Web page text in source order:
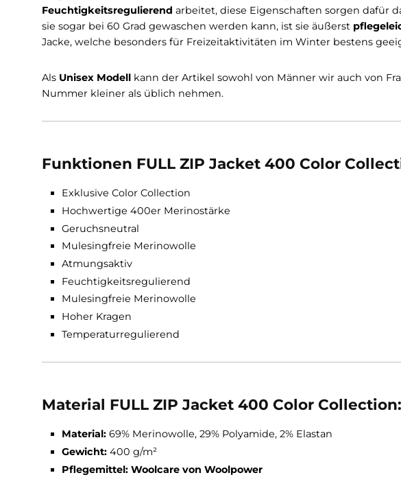
dennoch bestehen. Das Material istgeruchsneutralund kann
werden (bei täglichem Lüften). Der hohe Kragen verhindert,
besonders für die kalten Tage gedacht. Das merkt man auch
modischen Farben. Der atmungsaktiveundantibakterielle
Tragekomfort. Sie werden sich in dieser Jacke in jeder
AlsUnisex Modellkann der Artikel sowohl von Männer wir
Nummer kleiner als üblich nehmen.
Funktionen FULL ZIP Jacket 400 Color
Exklusive Color Collection
Hochwertige 400er Merinostärke
Atmungsaktiv
Mulesingfreie Merinowolle
Hoher Kragen
Temperaturregulierend